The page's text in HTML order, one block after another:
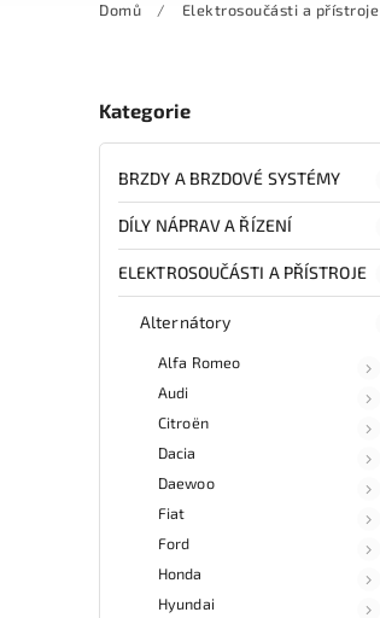
Domů / Elektrosoučásti a přístroje
Kategorie
BRZDY A BRZDOVÉ SYSTÉMY
DÍLY NÁPRAV A ŘÍZENÍ
ELEKTROSOUČÁSTI A PŘÍSTROJE
Alternátory
Alfa Romeo
Audi
Citroën
Dacia
Daewoo
Fiat
Ford
Honda
Hyundai